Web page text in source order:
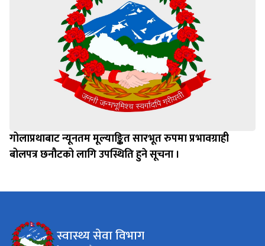
गोलाप्रथाबाट न्यूनतम मूल्याङ्कित सारभूत रुपमा प्रभावग्राही
बोलपत्र छनौटको लागि उपस्थिति हुने सूचना ।
स्वास्थ्य सेवा विभाग